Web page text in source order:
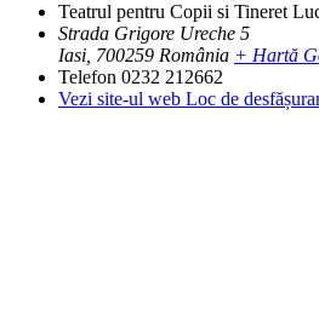
Teatrul pentru Copii si Tineret
Strada Grigore Ureche 5
Iasi, 700259 România + Hartă
Telefon 0232 212662
Vezi site-ul web Loc de